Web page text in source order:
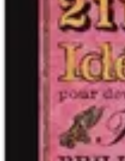
Astuces Rubik Cube
Astuces et TechniquesTechniques
RésolutionTechniques et
Astuces Rubik Cube